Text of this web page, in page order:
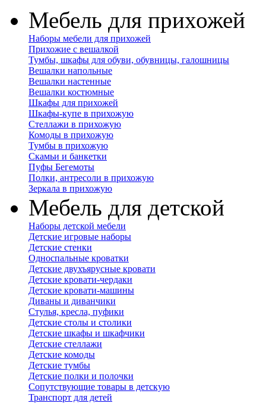
Мебель для прихожей
Наборы мебели для прихожей
Прихожие с вешалкой
Тумбы, шкафы для обуви, обувницы, галошницы
Вешалки напольные
Вешалки настенные
Вешалки костюмные
Шкафы для прихожей
Шкафы-купе в прихожую
Стеллажи в прихожую
Комоды в прихожую
Тумбы в прихожую
Скамьи и банкетки
Пуфы Бегемоты
Полки, антресоли в прихожую
Зеркала в прихожую
Мебель для детской
Наборы детской мебели
Детские игровые наборы
Детские стенки
Односпальные кроватки
Детские двухъярусные кровати
Детские кровати-чердаки
Детские кровати-машины
Диваны и диванчики
Стулья, кресла, пуфики
Детские столы и столики
Детские шкафы и шкафчики
Детские стеллажи
Детские комоды
Детские тумбы
Детские полки и полочки
Сопутствующие товары в детскую
Транспорт для детей